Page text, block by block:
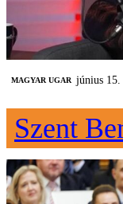
MAGYAR UGAR június 15.
Szent